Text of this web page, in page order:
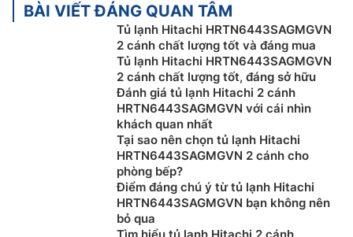
Làm đá tự động
Đá viên luôn sẵn sàng với chức năng Tự Động Làm Đá,
BÀI VIẾT ĐÁNG QUAN TÂM
Tủ lạnh Hitachi HRTN6443SAGMGVN
2 cánh chất lượng tốt và đáng mua
Tủ lạnh Hitachi HRTN6443SAGMGVN
2 cánh chất lượng tốt, đáng sở hữu
Đánh giá tủ lạnh Hitachi 2 cánh
HRTN6443SAGMGVN với cái nhìn
khách quan nhất
Tại sao nên chọn tủ lạnh Hitachi
HRTN6443SAGMGVN 2 cánh cho
phòng bếp?
Điểm đáng chú ý từ tủ lạnh Hitachi
HRTN6443SAGMGVN bạn không nên
bỏ qua
Tìm hiểu tủ lạnh Hitachi 2 cánh